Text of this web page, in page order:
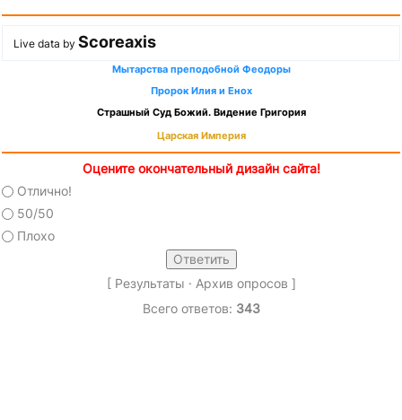
Live data by Scoreaxis
Мытарства преподобной Феодоры
Пророк Илия и Енох
Страшный Суд Божий. Видение Григория
Царская Империя
Оцените окончательный дизайн сайта!
Отлично!
50/50
Плохо
[ Результаты · Архив опросов ]
Всего ответов: 343